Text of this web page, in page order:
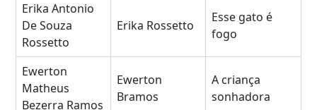
Erika Antonio
De Souza
Rossetto
Erika Rossetto
Esse gato é
fogo
Ewerton
Matheus
Bezerra Ramos
Ewerton
Bramos
A criança
sonhadora